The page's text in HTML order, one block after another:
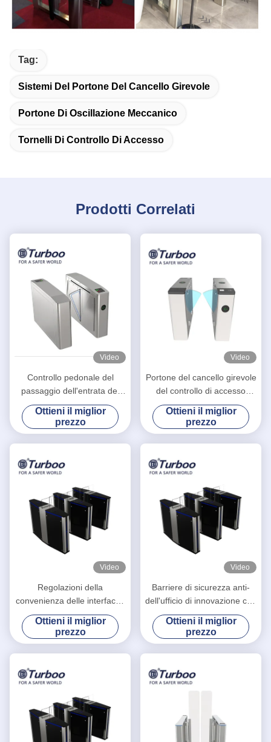
Tag:
Sistemi Del Portone Del Cancello Girevole
Portone Di Oscillazione Meccanico
Tornelli Di Controllo Di Accesso
Prodotti Correlati
Video
Controllo pedonale del
passaggio dell'entrata del
braccio del PC del cancello
girevole del portone della
barriera della falda
nell'autostazione
Ottieni il miglior
prezzo
Video
Portone del cancello girevole
del controllo di accesso
ACB-001/cancello girevole
barriera della falda per i
parchi di divertimenti
Ottieni il miglior
prezzo
Video
Regolazioni della
convenienza delle interfacce
delle barriere di sicurezza
dell'ufficio di analisi del
sensore varie
Ottieni il miglior
prezzo
Video
Barriere di sicurezza anti-
dell'ufficio di innovazione con
l'indicatore di direzione del
LED
Ottieni il miglior
prezzo